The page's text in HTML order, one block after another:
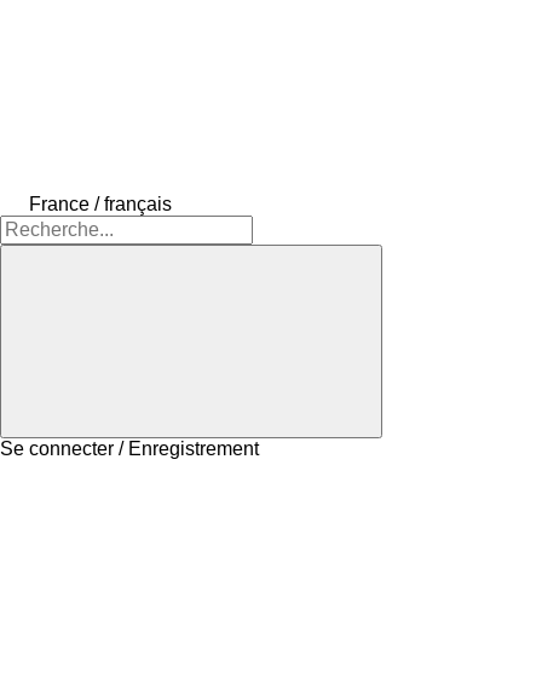
France / français
Se connecter / Enregistrement